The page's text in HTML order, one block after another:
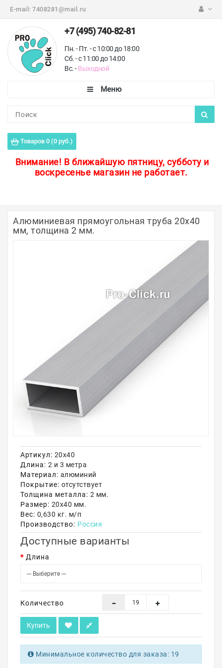
E-mail: 7408281@mail.ru
+7 (495) 740-82-81
Пн. - Пт. - с 10:00 до 18:00
Сб. - с 11:00 до 14:00
Вс. -Выходной
Товаров 0 (0 руб.)
Внимание! В ближайшую пятницу, субботу и
воскресенье магазин не работает.
Пороги для пола
Защитные уголки
Полосы из металла
Крепёж и крепления
Садовая мебель
Оплата
Доставка
Акции
Алюминиевая прямоугольная труба 20х40
мм, толщина 2 мм.
Артикул: 20х40
Длина: 2 и 3 метра
Материал: алюминий
Покрытие: отсутствует
Толщина металла: 2 мм.
Размер: 20х40 мм.
Вес: 0,630 кг. м/п
Производство: Россия
Доступные варианты
Длина
Количество
Купить
Минимальное количество для заказа: 19